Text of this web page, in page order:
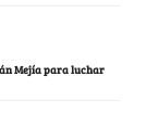
Mejía para luchar